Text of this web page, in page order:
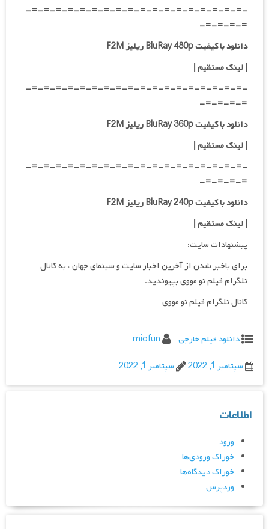
-=-=-=-=-=-=-=-=-=-=-=-=-=-=-=-=-=-=-
=-=-=-=-
دانلود با کیفیت BluRay 480p ریلیز F2M
| لینک مستقیم|
-=-=-=-=-=-=-=-=-=-=-=-=-=-=-=-=-=-=-
=-=-=-=-
دانلود با کیفیت BluRay 360p ریلیز F2M
| لینک مستقیم|
-=-=-=-=-=-=-=-=-=-=-=-=-=-=-=-=-=-=-
=-=-=-=-
دانلود با کیفیت BluRay 240p ریلیز F2M
| لینک مستقیم|
پیشنهادات سایت:
برای باخبر شدن از آخرین اخبار سایت و سینمای جهان ، به کانال
تلگرام فیلم تو مووی بپیوندید.
کانال تلگرام فیلم تو مووی
دانلود فیلم خارجی
miofun
سپتامبر 1, 2022
سپتامبر 1, 2022
اطلاعات
ورود
خوراک ورودی‌ها
خوراک دیدگاه‌ها
وردپرس